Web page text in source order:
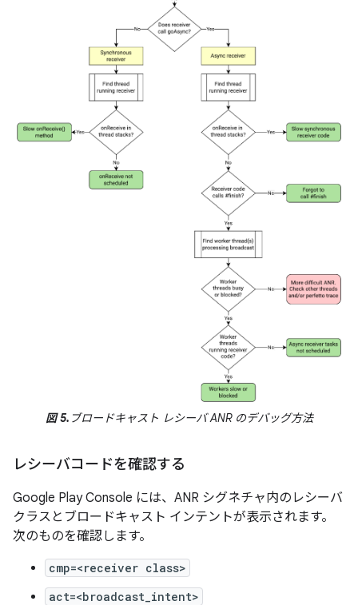
図 5. ブロードキャスト レシーバ ANR のデバッグ方法
レシーバコードを確認する
Google Play Console には、ANR シグネチャ内のレシーバ
クラスとブロードキャスト インテントが表示されます。
次のものを確認します。
cmp=<receiver class>
act=<broadcast_intent>